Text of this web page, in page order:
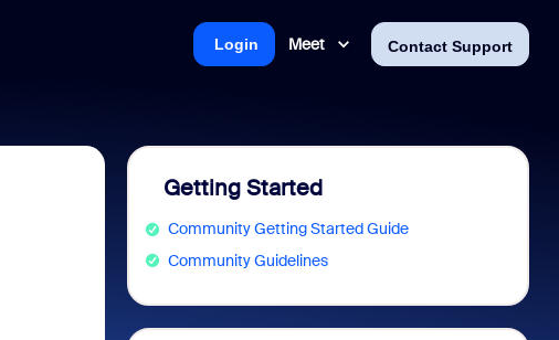
Meet Contact Support
Login
Getting Started
Community Getting Started Guide
Community Guidelines